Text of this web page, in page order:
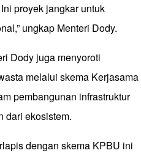
proyek jangkar untuk
ungkap Menteri Dody.
Dody juga menyoroti
melalui skema Kerjasama
pembangunan infrastruktur
dari ekosistem.
dengan skema KPBU ini